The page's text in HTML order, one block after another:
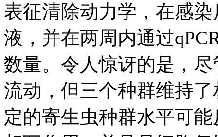
表征清除动力学，在感
液，并在两周内通过
数量。令人惊讶的是，
流动，但三个种群维持
定的寄生虫种群水平可